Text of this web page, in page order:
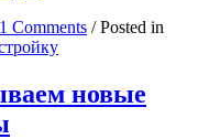
в
Москве
Московской
области
1 Comments / Posted in
новые